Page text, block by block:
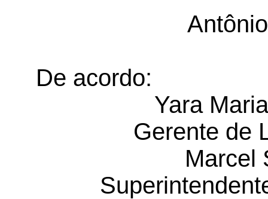
De acordo:
Yara
Gerente de
Marcel